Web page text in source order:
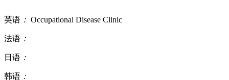
英语 ： Occupational Disease Clinic
法语 ：
日语 ：
韩语 ：